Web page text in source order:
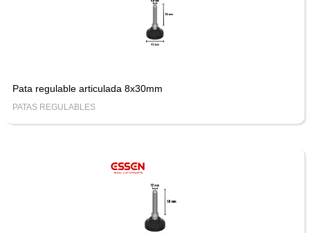
Pata regulable articulada 8x30mm
PATAS REGULABLES